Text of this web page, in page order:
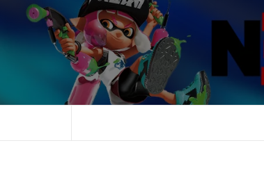
Saltar
TUS ESPECIALISTAS EN